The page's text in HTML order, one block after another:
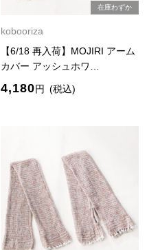
kobooriza
在庫わずか
【6/18 再入荷】MOJIRI アーム
カバー アッシュホワ…
4,180円 (税込)